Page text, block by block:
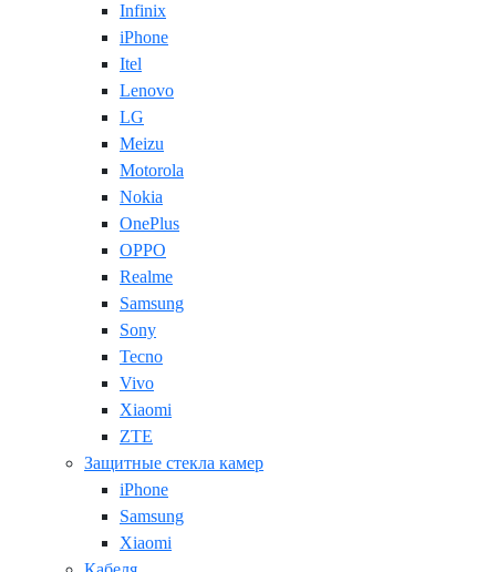
Infinix
iPhone
Itel
Lenovo
LG
Meizu
Motorola
Nokia
OnePlus
OPPO
Realme
Samsung
Sony
Tecno
Vivo
Xiaomi
ZTE
Защитные стекла камер
iPhone
Samsung
Xiaomi